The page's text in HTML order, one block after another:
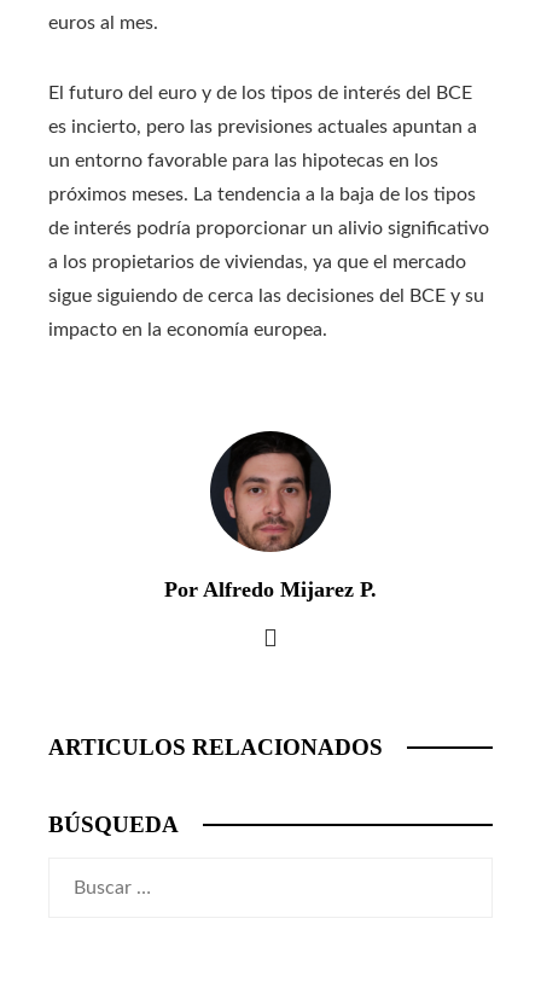
euros al mes.
El futuro del euro y de los tipos de interés del BCE
es incierto, pero las previsiones actuales apuntan a
un entorno favorable para las hipotecas en los
próximos meses. La tendencia a la baja de los tipos
de interés podría proporcionar un alivio significativo
a los propietarios de viviendas, ya que el mercado
sigue siguiendo de cerca las decisiones del BCE y su
impacto en la economía europea.
Por Alfredo Mijarez P.
ARTICULOS RELACIONADOS
BÚSQUEDA